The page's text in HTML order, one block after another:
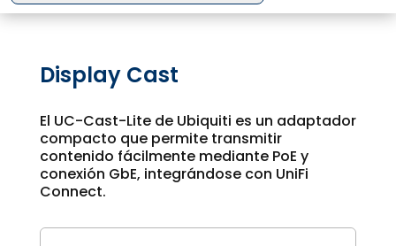
Display Cast
El UC-Cast-Lite de Ubiquiti es un adaptador
compacto que permite transmitir
contenido fácilmente mediante PoE y
conexión GbE, integrándose con UniFi
Connect.